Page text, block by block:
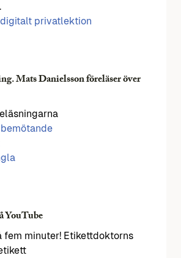
digitalt privatlektion
Mats Danielsson föreläser över
YouTube
fem minuter! Etikettdoktorns